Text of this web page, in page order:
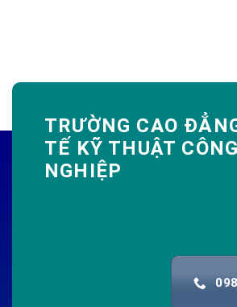
TRƯỜNG CAO
TẾ KỸ THUẬT CÔNG
NGHIỆP